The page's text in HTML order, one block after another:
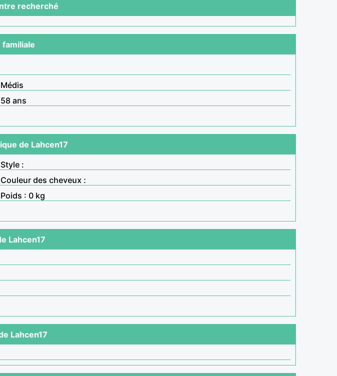
recherché
familiale
Médis
58 ans
de Lahcen17
Style :
Couleur des cheveux :
Poids : 0 kg
Lahcen17
Lahcen17